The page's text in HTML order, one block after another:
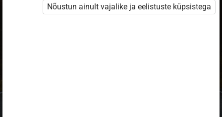
Opiq
HarID
Nõustun ainult vajalike ja eelistuste küpsistega